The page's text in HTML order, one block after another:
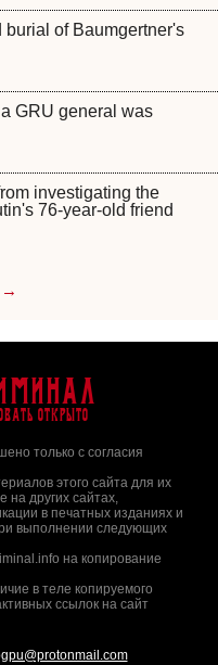
of Baumgertner's
GRU general was
investigating the
76-year-old friend
→
открыто
только с согласия
этого сайта для их
на других сайтах,
в печатных изданиях и
выполнении следующих
на копирование
в теле копируемого
ссылок на сайт